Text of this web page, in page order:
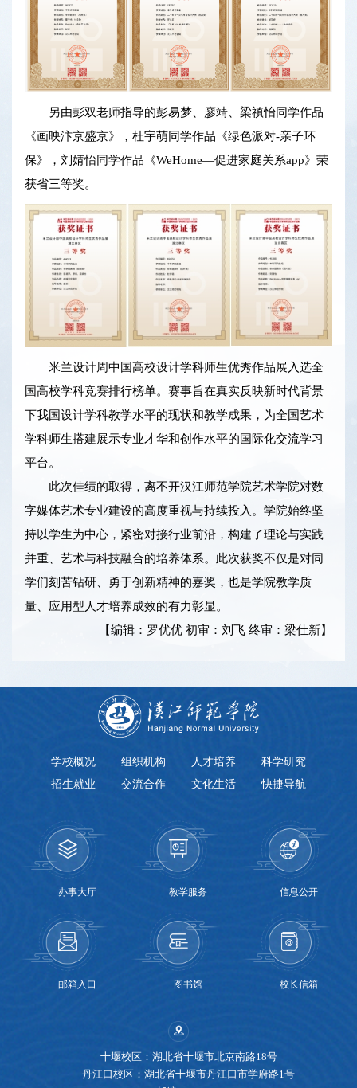
另由彭双老师指导的彭易梦、廖靖、梁禛怡同学作品
《画映汴京盛京》，杜宇萌同学作品《绿色派对-亲子环
保》，刘婧怡同学作品《WeHome—促进家庭关系app》荣
获省三等奖。
米兰设计周中国高校设计学科师生优秀作品展入选全
国高校学科竞赛排行榜单。赛事旨在真实反映新时代背景
下我国设计学科教学水平的现状和教学成果，为全国艺术
学科师生搭建展示专业才华和创作水平的国际化交流学习
平台。
此次佳绩的取得，离不开汉江师范学院艺术学院对数
字媒体艺术专业建设的高度重视与持续投入。学院始终坚
持以学生为中心，紧密对接行业前沿，构建了理论与实践
并重、艺术与科技融合的培养体系。此次获奖不仅是对同
学们刻苦钻研、勇于创新精神的嘉奖，也是学院教学质
量、应用型人才培养成效的有力彰显。
【编辑：罗优优 初审：刘飞 终审：梁仕新】
学校概况 组织机构 人才培养
科学研究
招生就业
交流合作 文化生活 快捷导航
办事大厅 教学服务 信息公开
邮箱入口 图书馆 校长信箱
十堰校区：湖北省十堰市北京南路18号
丹江口校区：湖北省十堰市丹江口市学府路1号